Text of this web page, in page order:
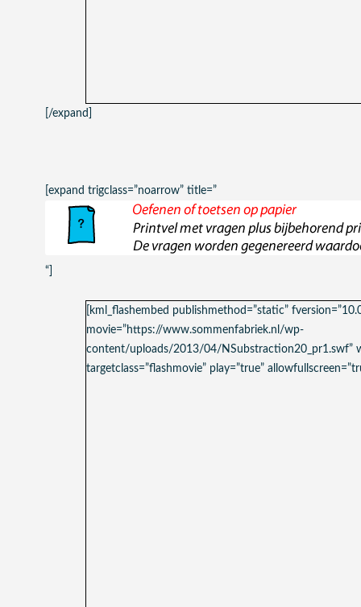
[/expand]
[expand trigclass=”noarrow” title=”
“]
[kml_flashembed publishmethod=”static”
movie=”https://www.sommenfabriek.nl/wp-
content/uploads/2013/04/NSubstraction20_pr1.swf”
targetclass=”flashmovie” play=”true”